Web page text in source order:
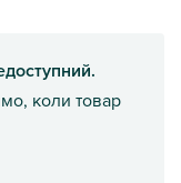
коли товар